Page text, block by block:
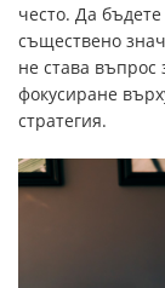
често. Да
съществено
не става въпрос
фокусиране
стратегия.